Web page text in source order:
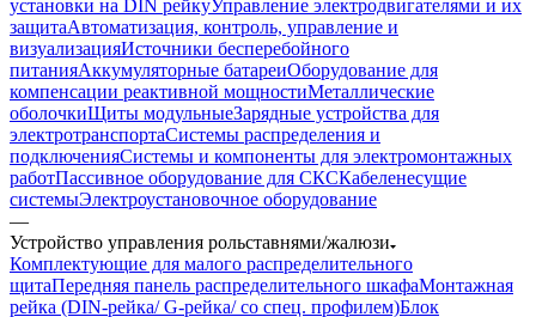
установки на DIN рейкуУправление электродвигателями и их
защитаАвтоматизация, контроль, управление и
визуализацияИсточники бесперебойного
питанияАккумуляторные батареиОборудование для
компенсации реактивной мощностиМеталлические
оболочкиЩиты модульныеЗарядные устройства для
электротранспортаСистемы распределения и
подключенияСистемы и компоненты для электромонтажных
работПассивное оборудование для СКСКабеленесущие
системыЭлектроустановочное оборудование
—
Устройство управления рольставнями/жалюзи
Комплектующие для малого распределительного
щитаПередняя панель распределительного шкафаМонтажная
рейка (DIN-рейка/ G-рейка/ со спец. профилем)Блок